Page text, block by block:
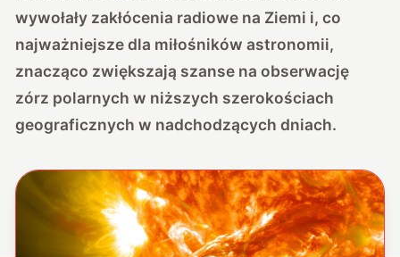
wywołały zakłócenia radiowe na Ziemi i, co
najważniejsze dla miłośników astronomii,
znacząco zwiększają szanse na obserwację
zórz polarnych w niższych szerokościach
geograficznych w nadchodzących dniach.